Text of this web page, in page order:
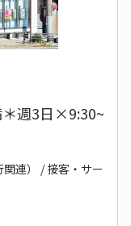
週3日×9:30~
連） / 接客・サー